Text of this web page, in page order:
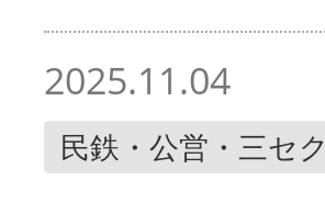
2025.11.04
民鉄・公営・三セク